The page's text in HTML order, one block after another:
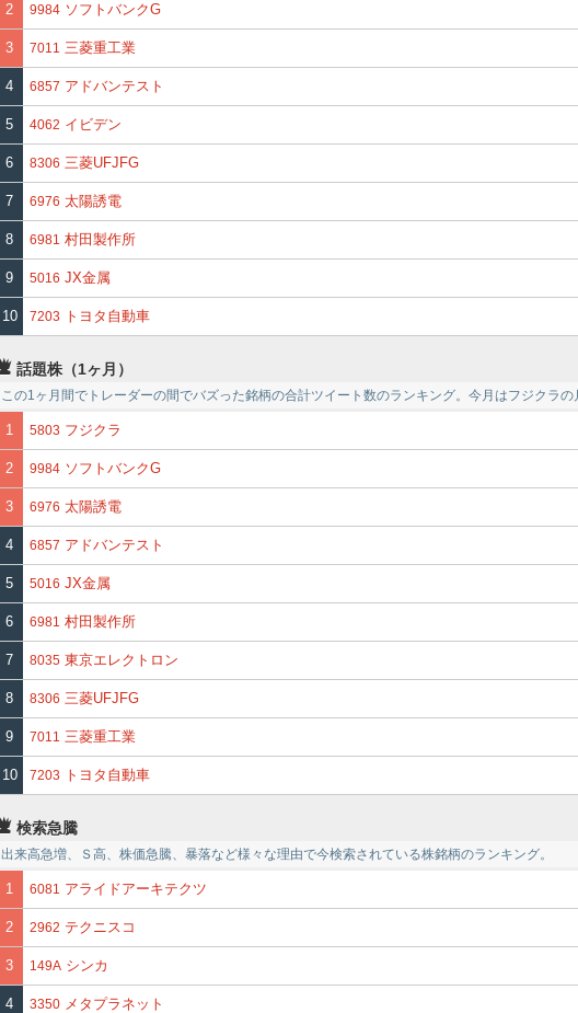
2 9984 ソフトバンクG
3 7011 三菱重工業
4 6857 アドバンテスト
5 4062 イビデン
6 8306 三菱UFJFG
7 6976 太陽誘電
8 6981 村田製作所
9 5016 JX金属
10 7203 トヨタ自動車
話題株（1ヶ月）
この1ヶ月間でトレーダーの間でバズった銘柄の合計ツイート数のランキング。今月はフジクラの
1 5803 フジクラ
2 9984 ソフトバンクG
3 6976 太陽誘電
4 6857 アドバンテスト
5 5016 JX金属
6 6981 村田製作所
7 8035 東京エレクトロン
8 8306 三菱UFJFG
9 7011 三菱重工業
10 7203 トヨタ自動車
検索急騰
出来高急増、Ｓ高、株価急騰、暴落など様々な理由で今検索されている株銘柄のランキング。
1 6081 アライドアーキテクツ
2 2962 テクニスコ
3 149A シンカ
4 3350 メタプラネット